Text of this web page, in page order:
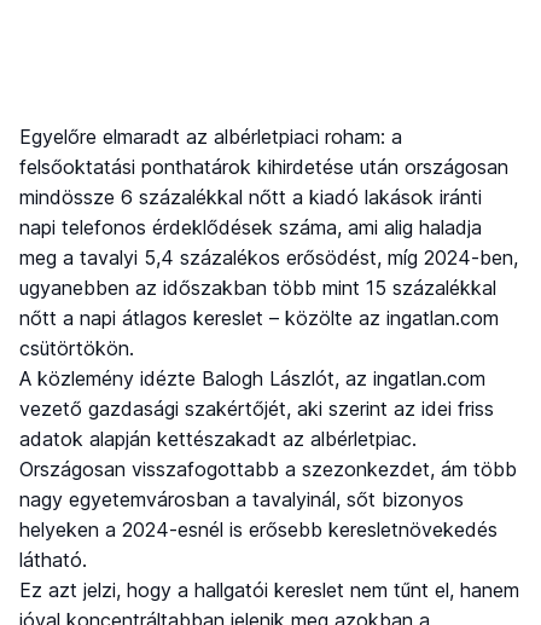
Egyelőre elmaradt az albérletpiaci roham: a
felsőoktatási ponthatárok kihirdetése után országosan
mindössze 6 százalékkal nőtt a kiadó lakások iránti
napi telefonos érdeklődések száma, ami alig haladja
meg a tavalyi 5,4 százalékos erősödést, míg 2024-ben,
ugyanebben az időszakban több mint 15 százalékkal
nőtt a napi átlagos kereslet – közölte az ingatlan.com
csütörtökön.
A közlemény idézte Balogh Lászlót, az ingatlan.com
vezető gazdasági szakértőjét, aki szerint az idei friss
adatok alapján kettészakadt az albérletpiac.
Országosan visszafogottabb a szezonkezdet, ám több
nagy egyetemvárosban a tavalyinál, sőt bizonyos
helyeken a 2024-esnél is erősebb keresletnövekedés
látható.
Ez azt jelzi, hogy a hallgatói kereslet nem tűnt el, hanem